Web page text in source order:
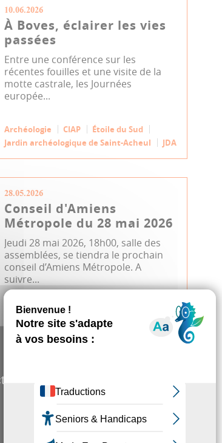
10.06.2026
À Boves, éclairer les vies
passées
Entre une conférence sur les
récentes fouilles et une visite de la
motte castrale, les Journées
europée...
Archéologie CIAP
Étoile du Sud
Jardin archéologique de Saint-Acheul
JDA
28.05.2026
Conseil d'Amiens
Métropole du 28 mai 2026
Jeudi 28 mai 2026, 18h00, salle des
assemblées, se tiendra le prochain
conseil d’Amiens Métropole. A
suivre...
Conseil métropolitain
Échappées vertes
Les espaces naturels d’Amiens
Métropole, écrins à la biodiversité
insoupçonnée et à préserver, se r...